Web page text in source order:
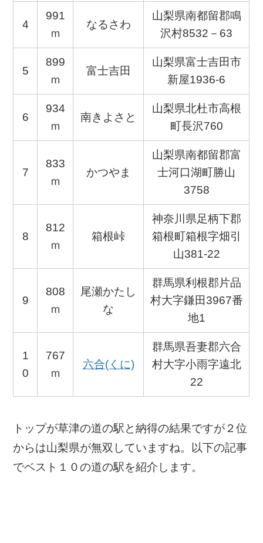
4
991
ｍ
なるさわ
山梨県南都留郡鳴
沢村8532－63
5
899
ｍ
富士吉田
山梨県富士吉田市
新屋1936-6
6
934
ｍ
南きよさと
山梨県北杜市高根
町長沢760
7
833
ｍ
かつやま
山梨県南都留郡富
士河口湖町勝山
3758
8
812
ｍ
箱根峠
神奈川県足柄下郡
箱根町箱根字畑引
山381-22
9
808
ｍ
尾瀬かたし
な
群馬県利根郡片品
村大字鎌田3967番
地1
1
0
767
ｍ
六合(くに)
群馬県吾妻郡六合
村大字小雨字遠北
22
トップが草津の道の駅と納得の結果ですが２位
からは山梨県が無双していますね。以下の記事
でベスト１０の道の駅を紹介します。